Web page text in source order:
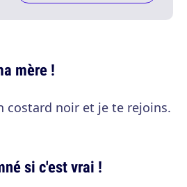
mère !
costard noir et je te rejoins.
si c'est vrai !